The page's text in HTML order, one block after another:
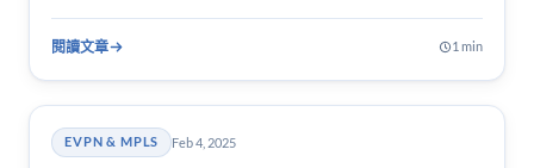
閱讀文章 1 min
EVPN & MPLS Feb 4, 2025